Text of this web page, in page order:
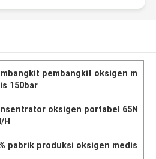
pembangkit oksigen m
150bar
oksigen portabel 65N
H
pabrik produksi oksigen medis